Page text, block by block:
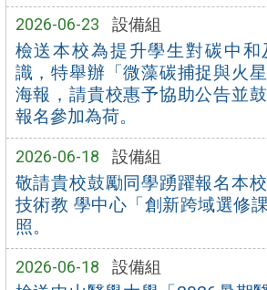
2026-06-23 設備組
檢送本校為提升學生對碳中
識，特舉辦「微藻碳捕捉與火
海報，請貴校惠予協助公告並
報名參加為荷。
2026-06-18 設備組
敬請貴校鼓勵同學踴躍報名本
技術教 學中心「創新跨域選修
照。
2026-06-18 設備組